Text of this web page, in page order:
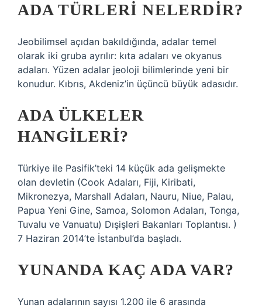
ADA TÜRLERI NELERDIR?
Jeobilimsel açıdan bakıldığında, adalar temel
olarak iki gruba ayrılır: kıta adaları ve okyanus
adaları. Yüzen adalar jeoloji bilimlerinde yeni bir
konudur. Kıbrıs, Akdeniz’in üçüncü büyük adasıdır.
ADA ÜLKELER
HANGILERI?
Türkiye ile Pasifik’teki 14 küçük ada gelişmekte
olan devletin (Cook Adaları, Fiji, Kiribati,
Mikronezya, Marshall Adaları, Nauru, Niue, Palau,
Papua Yeni Gine, Samoa, Solomon Adaları, Tonga,
Tuvalu ve Vanuatu) Dışişleri Bakanları Toplantısı. )
7 Haziran 2014’te İstanbul’da başladı.
YUNANDA KAÇ ADA VAR?
Yunan adalarının sayısı 1.200 ile 6 arasında